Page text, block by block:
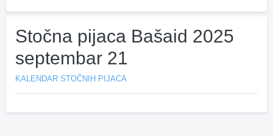
Stočna pijaca Bašaid 2025
septembar 21
KALENDAR STOČNIH PIJACA